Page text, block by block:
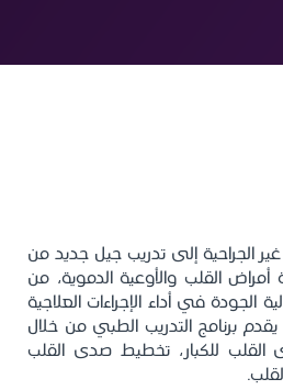
الجراحية إلى تدريب جيل جديد من
القلب والأوعية الدموية، من
الجودة في أداء الإجراءات العلاجية
يقدم برنامج التدريب الطبي من خلال
للكبار، تخطيط صدى القلب